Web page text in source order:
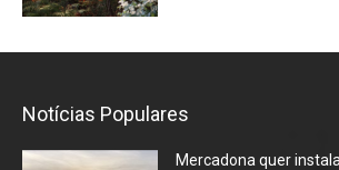
Notícias Populares
Mercadona quer